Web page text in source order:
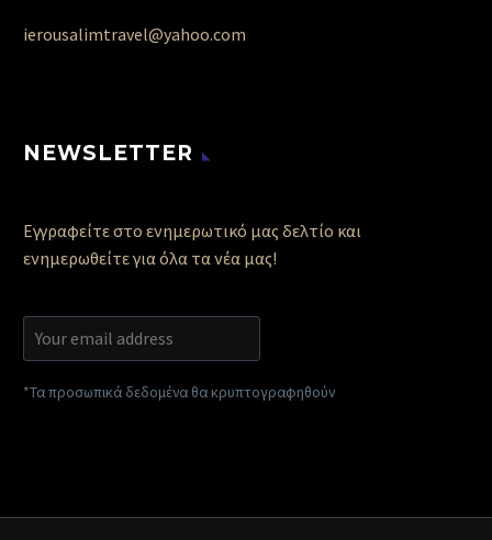
ierousalimtravel@yahoo.com
NEWSLETTER
Εγγραφείτε στο ενημερωτικό μας δελτίο και
ενημερωθείτε για όλα τα νέα μας!
*Τα προσωπικά δεδομένα θα κρυπτογραφηθούν